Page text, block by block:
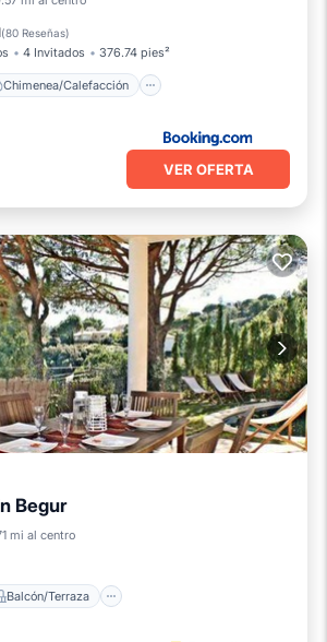
(80 Reseñas)
4 Invitados 376.74 pies²
Chimenea/Calefacción
mar
Balcón/Terraza
VER OFERTA
Begur
mi al centro
Balcón/Terraza
mar
Balcón/Terraza
Se admiten mascotas